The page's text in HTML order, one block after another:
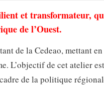
et transformateur,
de l’Ouest.
de la Cedeao, mettant
L’objectif de cet atelier
de la politique